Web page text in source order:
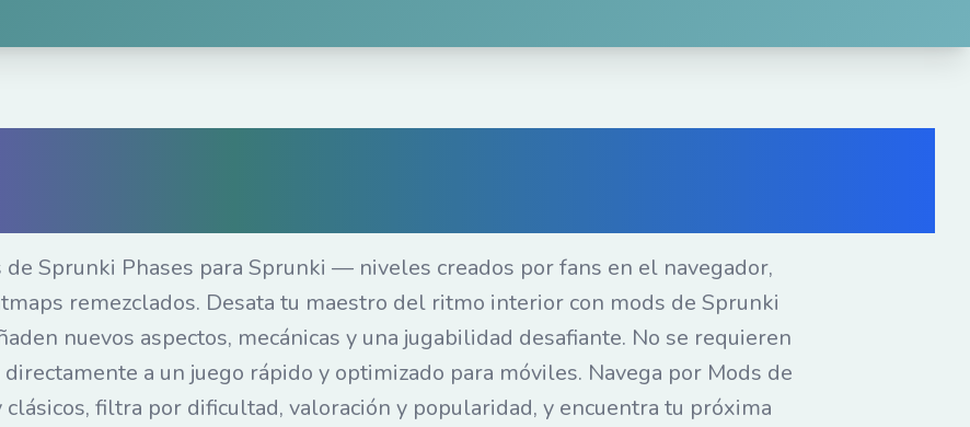
Sprunki Phases para Sprunki — niveles creados por fans en el navegador,
remezclados. Desata tu maestro del ritmo interior con mods de Sprunki
nuevos aspectos, mecánicas y una jugabilidad desafiante. No se requieren
a un juego rápido y optimizado para móviles. Navega por Mods de
filtra por dificultad, valoración y popularidad, y encuentra tu próxima